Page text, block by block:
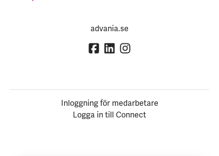
advania.se
Inloggning för medarbetare
Logga in till Connect